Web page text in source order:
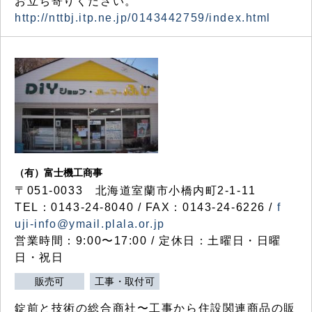
http://nttbj.itp.ne.jp/0143442759/index.html
（有）富士機工商事
〒051-0033 北海道室蘭市小橋内町2-1-11
TEL：0143-24-8040 / FAX：0143-24-6226 / f
uji-info@ymail.plala.or.jp
営業時間：9:00〜17:00 / 定休日：土曜日・日曜
日・祝日
販売可 工事・取付可
錠前と技術の総合商社〜工事から住設関連商品の販